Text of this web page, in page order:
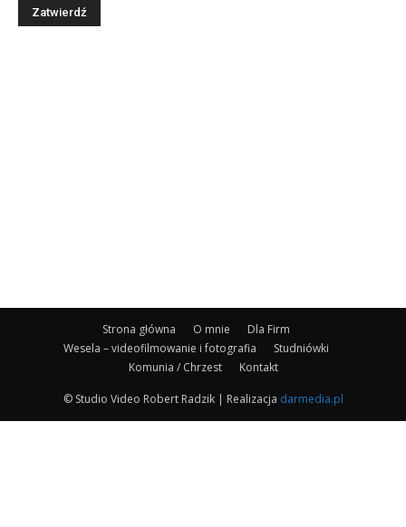
Strona główna O mnie
Dla Firm
Wesela – videofilmowanie i fotografia
Studniówki
Komunia / Chrzest
Kontakt
© Studio Video Robert Radzik | Realizacja darmedia.pl